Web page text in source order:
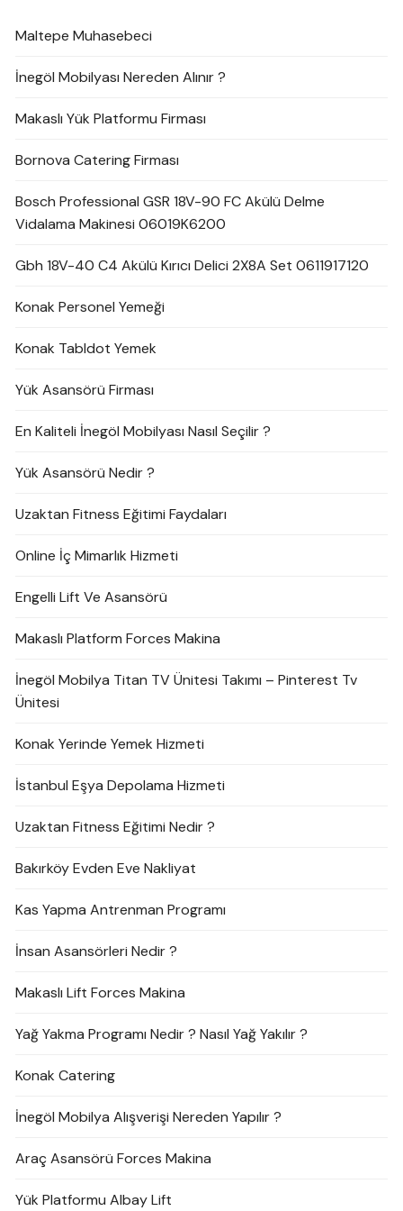
Maltepe Muhasebeci
İnegöl Mobilyası Nereden Alınır ?
Makaslı Yük Platformu Firması
Bornova Catering Firması
Bosch Professional GSR 18V-90 FC Akülü Delme
Vidalama Makinesi 06019K6200
Gbh 18V-40 C4 Akülü Kırıcı Delici 2X8A Set 0611917120
Konak Personel Yemeği
Konak Tabldot Yemek
Yük Asansörü Firması
En Kaliteli İnegöl Mobilyası Nasıl Seçilir ?
Yük Asansörü Nedir ?
Uzaktan Fitness Eğitimi Faydaları
Online İç Mimarlık Hizmeti
Engelli Lift Ve Asansörü
Makaslı Platform Forces Makina
İnegöl Mobilya Titan TV Ünitesi Takımı – Pinterest Tv
Ünitesi
Konak Yerinde Yemek Hizmeti
İstanbul Eşya Depolama Hizmeti
Uzaktan Fitness Eğitimi Nedir ?
Bakırköy Evden Eve Nakliyat
Kas Yapma Antrenman Programı
İnsan Asansörleri Nedir ?
Makaslı Lift Forces Makina
Yağ Yakma Programı Nedir ? Nasıl Yağ Yakılır ?
Konak Catering
İnegöl Mobilya Alışverişi Nereden Yapılır ?
Araç Asansörü Forces Makina
Yük Platformu Albay Lift